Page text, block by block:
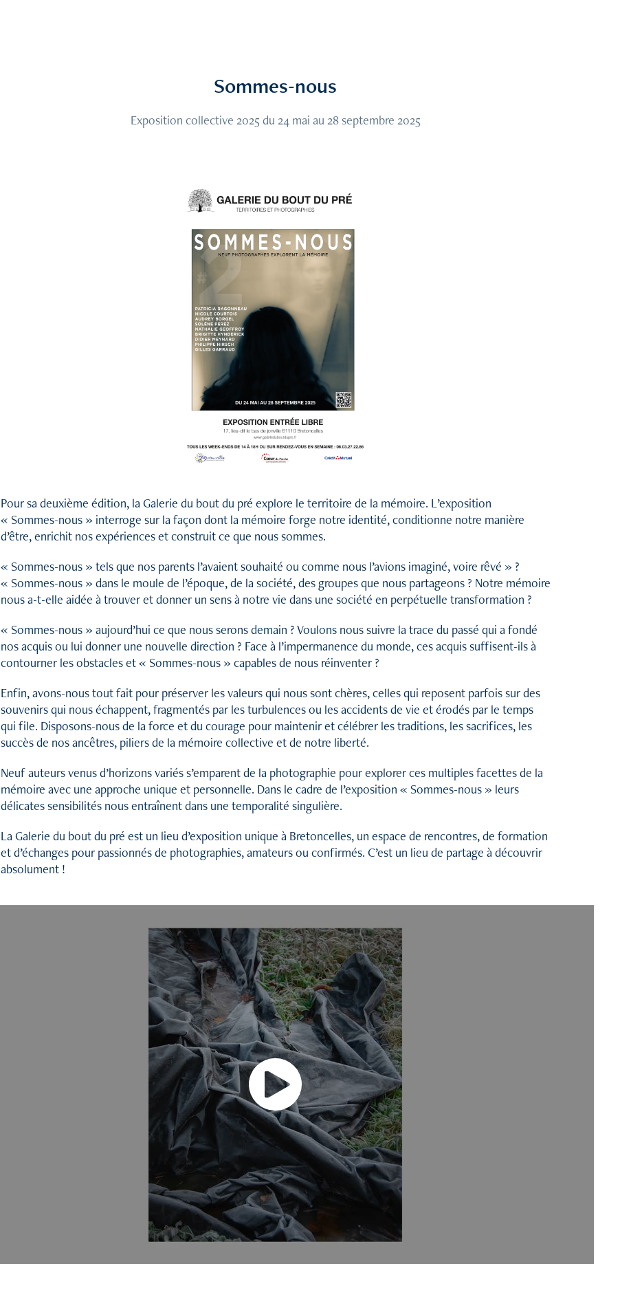
Sommes-nous
Exposition collective 2025 du 24 mai au 28 septembre 2025
Pour sa deuxième édition, la Galerie du bout du pré explore le territoire de la mémoire. L’exposition
« Sommes-nous » interroge sur la façon dont la mémoire forge notre identité, conditionne notre manière
d’être, enrichit nos expériences et construit ce que nous sommes.
« Sommes-nous » tels que nos parents l’avaient souhaité ou comme nous l’avions imaginé, voire rêvé » ?
« Sommes-nous » dans le moule de l’époque, de la société, des groupes que nous partageons ? Notre mémoire
nous a-t-elle aidée à trouver et donner un sens à notre vie dans une société en perpétuelle transformation ?
« Sommes-nous » aujourd’hui ce que nous serons demain ? Voulons nous suivre la trace du passé qui a fondé
nos acquis ou lui donner une nouvelle direction ? Face à l’impermanence du monde, ces acquis suffisent-ils à
contourner les obstacles et « Sommes-nous » capables de nous réinventer ?
Enfin, avons-nous tout fait pour préserver les valeurs qui nous sont chères, celles qui reposent parfois sur des
souvenirs qui nous échappent, fragmentés par les turbulences ou les accidents de vie et érodés par le temps
qui file. Disposons-nous de la force et du courage pour maintenir et célébrer les traditions, les sacrifices, les
succès de nos ancêtres, piliers de la mémoire collective et de notre liberté.
Neuf auteurs venus d’horizons variés s’emparent de la photographie pour explorer ces multiples facettes de la
mémoire avec une approche unique et personnelle. Dans le cadre de l’exposition « Sommes-nous » leurs
délicates sensibilités nous entraînent dans une temporalité singulière.
La Galerie du bout du pré est un lieu d’exposition unique à Bretoncelles, un espace de rencontres, de formation
et d’échanges pour passionnés de photographies, amateurs ou confirmés. C’est un lieu de partage à découvrir
absolument !